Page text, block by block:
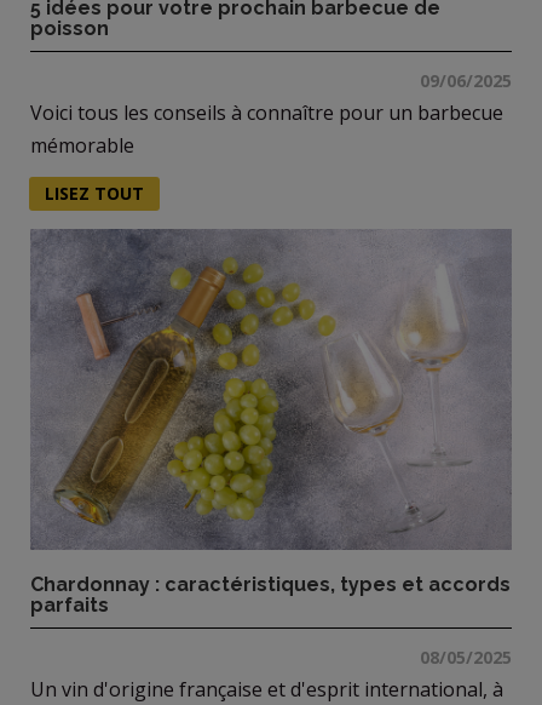
5 idées pour votre prochain barbecue de
poisson
09/06/2025
Voici tous les conseils à connaître pour un barbecue
mémorable
LISEZ TOUT
Chardonnay : caractéristiques, types et accords
parfaits
08/05/2025
Un vin d'origine française et d'esprit international, à